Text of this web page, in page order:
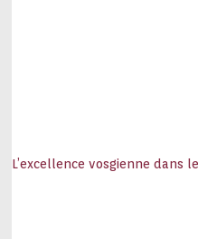
L’excellence vosgienne dans